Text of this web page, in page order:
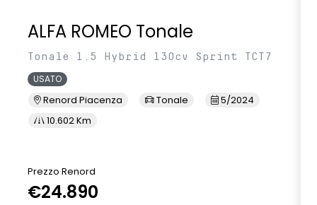
ALFA ROMEO Tonale
Tonale 1.5 Hybrid 130cv Sprint TCT7
USATO
Renord Piacenza Tonale
5/2024
10.602 Km
Prezzo Renord
€24.890